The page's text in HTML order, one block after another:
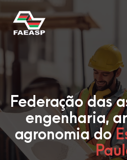
Federação das
engenharia,
agronomia do